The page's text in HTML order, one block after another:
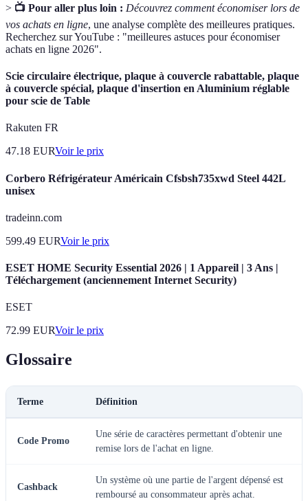
> 📺 Pour aller plus loin : Découvrez comment économiser lors de
vos achats en ligne, une analyse complète des meilleures pratiques.
Recherchez sur YouTube : "meilleures astuces pour économiser
achats en ligne 2026".
Scie circulaire électrique, plaque à couvercle rabattable, plaque
à couvercle spécial, plaque d'insertion en Aluminium réglable
pour scie de Table
Rakuten FR
47.18 EURVoir le prix
Corbero Réfrigérateur Américain Cfsbsh735xwd Steel 442L
unisex
tradeinn.com
599.49 EURVoir le prix
ESET HOME Security Essential 2026 | 1 Appareil | 3 Ans |
Téléchargement (anciennement Internet Security)
ESET
72.99 EURVoir le prix
Glossaire
Terme Définition
Code Promo
Une série de caractères permettant d'obtenir une
remise lors de l'achat en ligne.
Cashback
Un système où une partie de l'argent dépensé est
remboursé au consommateur après achat.